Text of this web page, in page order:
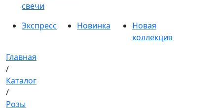
свечи
Экспресс
Новинка
Новая
коллекция
Главная
/
Каталог
/
Розы